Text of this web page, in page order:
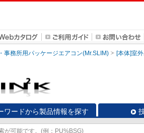
事務所用パッケージエアコン(Mr.SLIM) [本体]室
ワードから製品情報を探す